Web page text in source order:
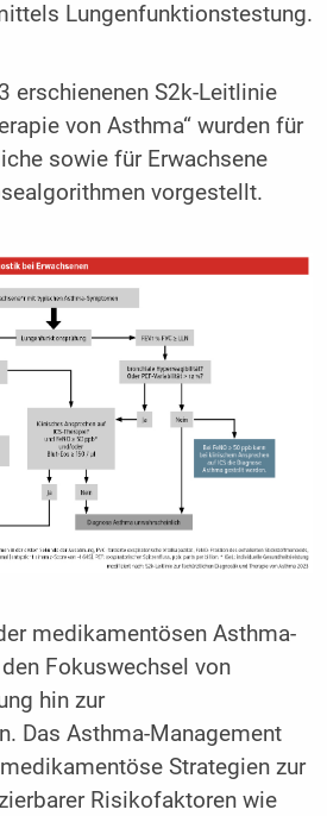
Lungenfunktionstestung.
erschienenen S2k-Leitlinie
von Asthma“ wurden für
sowie für Erwachsene
vorgestellt.
medikamentösen Asthma-
Fokuswechsel von
hin zur
Das Asthma-Management
Strategien zur
Risikofaktoren wie